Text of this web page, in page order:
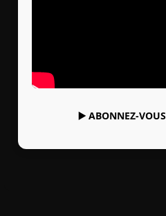
▶️ ABONNEZ-VOUS